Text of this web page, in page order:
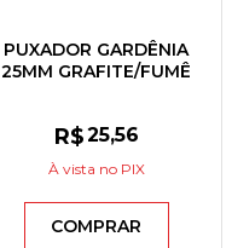
PUXADOR GARDÊNIA
25MM GRAFITE/FUMÊ
R$25,56
À vista no PIX
COMPRAR